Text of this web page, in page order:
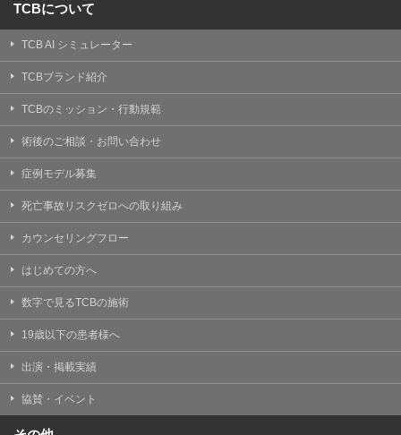
TCBについて
TCB AI シミュレーター
TCBブランド紹介
TCBのミッション・行動規範
術後のご相談・お問い合わせ
症例モデル募集
死亡事故リスクゼロへの取り組み
カウンセリングフロー
はじめての方へ
数字で見るTCBの施術
19歳以下の患者様へ
出演・掲載実績
協賛・イベント